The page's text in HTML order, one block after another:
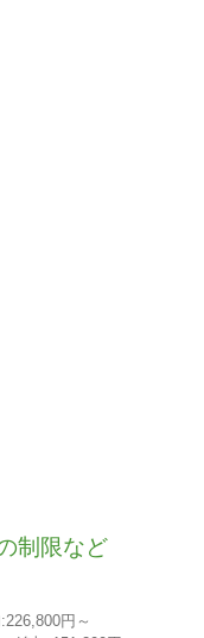
制限など
円～